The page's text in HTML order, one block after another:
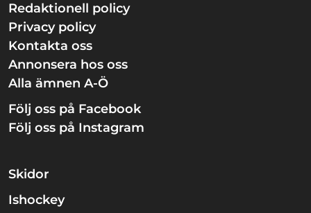
Redaktionell policy
Privacy policy
Kontakta oss
Annonsera hos oss
Alla ämnen A-Ö
Följ oss på Facebook
Följ oss på Instagram
Skidor
Ishockey